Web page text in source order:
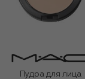
Пудра для лица